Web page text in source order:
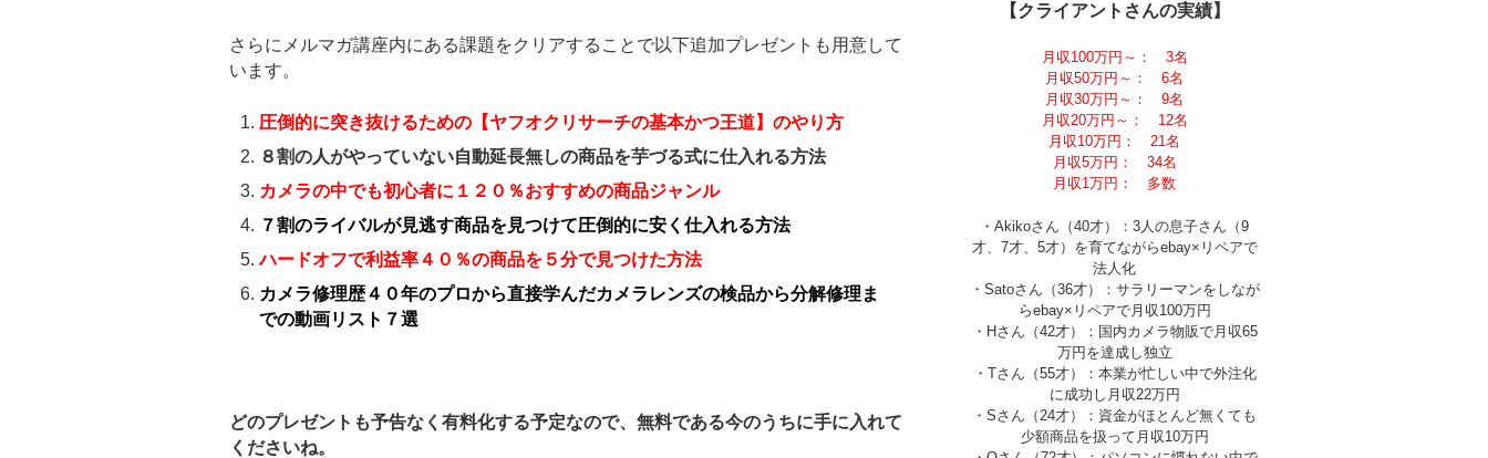
さらにメルマガ講座内にある課題をクリアすることで以下追加プレゼントも用意して
います。
圧倒的に突き抜けるための【ヤフオクリサーチの基本かつ王道】のやり方
８割の人がやっていない自動延長無しの商品を芋づる式に仕入れる方法
カメラの中でも初心者に１２０％おすすめの商品ジャンル
７割のライバルが見逃す商品を見つけて圧倒的に安く仕入れる方法
ハードオフで利益率４０％の商品を５分で見つけた方法
カメラ修理歴４０年のプロから直接学んだカメラレンズの検品から分解修理ま
での動画リスト７選
どのプレゼントも予告なく有料化する予定なので、無料である今のうちに手に入れて
くださいね。
【クライアントさんの実績】
月収100万円～： 3名
月収50万円～： 6名
月収30万円～： 9名
月収20万円～： 12名
月収10万円： 21名
月収5万円： 34名
月収1万円： 多数
・Akikoさん（40才）：3人の息子さん（9
才、7才、5才）を育てながらebay×リペアで
法人化
・Satoさん（36才）：サラリーマンをしなが
らebay×リペアで月収100万円
・Hさん（42才）：国内カメラ物販で月収65
万円を達成し独立
・Tさん（55才）：本業が忙しい中で外注化
に成功し月収22万円
・Sさん（24才）：資金がほとんど無くても
少額商品を扱って月収10万円